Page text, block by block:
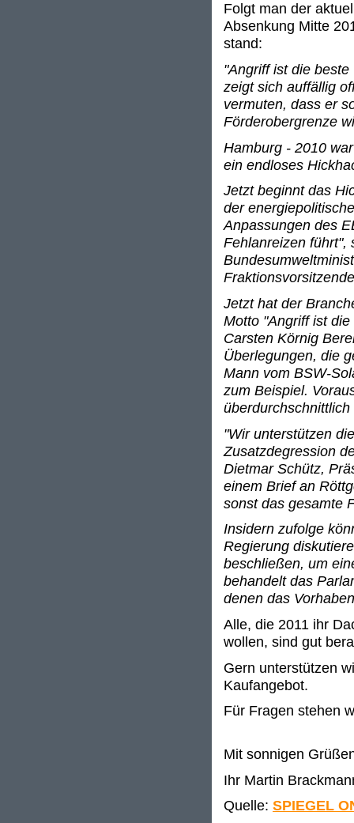
Folgt man der
Absenkung Mitte
stand:
"Angriff ist die
zeigt sich auffällig
vermuten, dass er
Förderobergrenze
Hamburg - 2010
ein endloses
Jetzt beginnt das
der
Anpassungen des
Fehlanreizen führt",
Jetzt hat der
Motto "Angriff ist
Carsten Körnig
Überlegungen, die
Mann vom BSW-
zum Beispiel.
"Wir unterstützen
Zusatzdegression
Dietmar Schütz,
einem Brief an
sonst das gesamte
Insidern zufolge
Regierung
beschließen, um
behandelt das
denen das
Alle, die 2011 ihr
wollen, sind gut
Gern unterstützen
Kaufangebot.
Für Fragen stehen
Mit sonnigen
Ihr Martin
Quelle: SPIEGEL